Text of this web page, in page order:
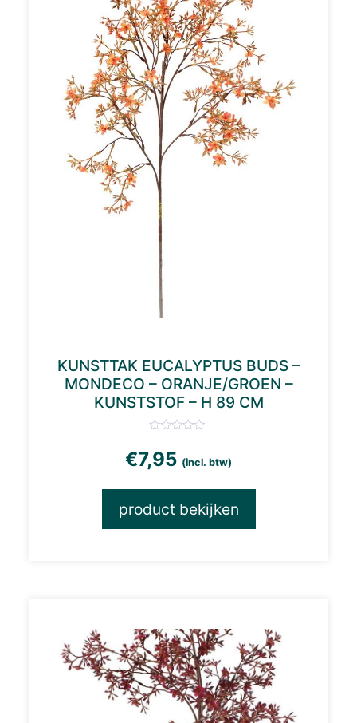
KUNSTTAK EUCALYPTUS BUDS –
MONDECO – ORANJE/GROEN –
KUNSTSTOF – H 89 CM
€7,95 (incl. btw)
product bekijken